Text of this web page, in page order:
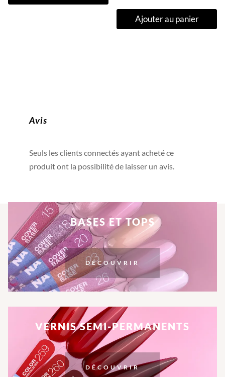
Ajouter au panier
Avis
Seuls les clients connectés ayant acheté ce
produit ont la possibilité de laisser un avis.
BASES ET TOPS
DÉCOUVRIR
VERNIS SEMI-PERMANENTS
DÉCOUVRIR